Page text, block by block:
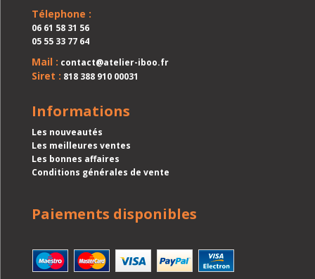
Télephone :
06 61 58 31 56
05 55 33 77 64
Mail : contact@atelier-iboo.fr
Siret : 818 388 910 00031
Informations
Les nouveautés
Les meilleures ventes
Les bonnes affaires
Conditions générales de vente
Paiements disponibles